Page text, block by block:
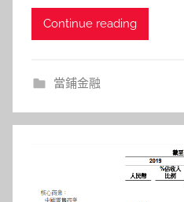
Continue reading
當鋪金融